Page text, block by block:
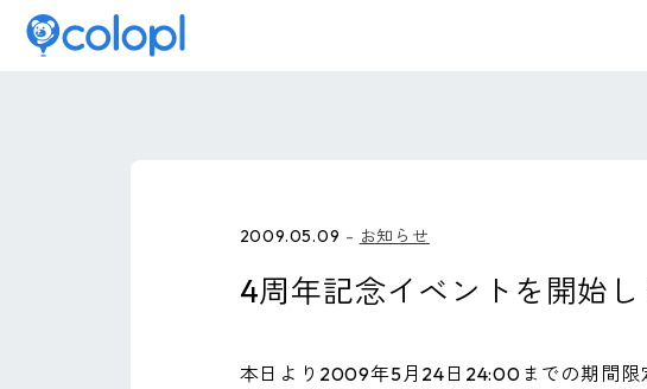
2009.05.09 お知らせ
4周年記念イベントを開始し
本日より2009年5月24日24:00までの期間限